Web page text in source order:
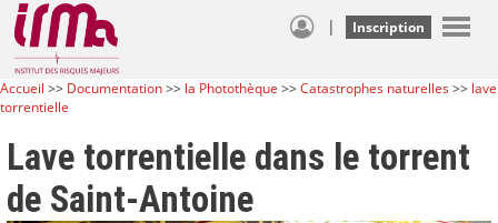
| Inscription
Accueil >> Documentation>> la Photothèque >>Catastrophes naturelles>> lave
torrentielle
Lave torrentielle dans le torrent
de Saint-Antoine